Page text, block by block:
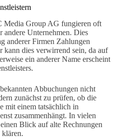
Media Group AG fungieren oft
andere Unternehmen. Dies
anderer Firmen Zahlungen
kann dies verwirrend sein, da auf
ein anderer Name erscheint
Abbuchungen nicht
zunächst zu prüfen, ob die
mit einem tatsächlich in
zusammenhängt. In vielen
Blick auf alte Rechnungen